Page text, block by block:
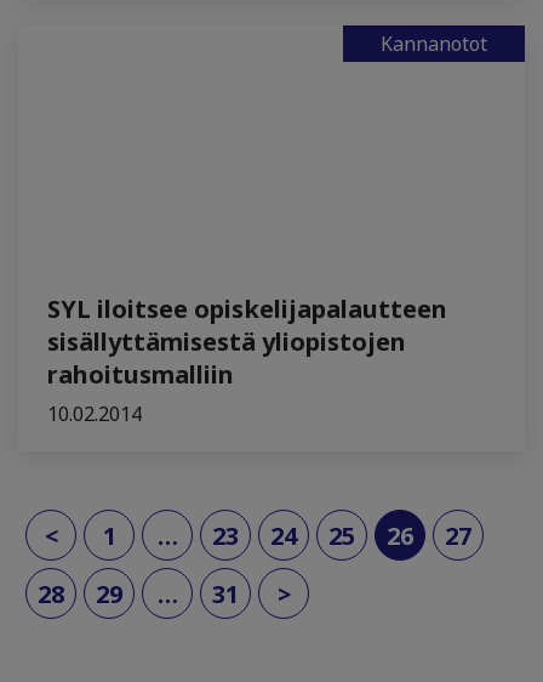
Kannanotot
SYL iloitsee opiskelijapalautteen
sisällyttämisestä yliopistojen
rahoitusmalliin
10.02.2014
< 1 … 23 24 25 26(current)
27
28
29 … 31 >